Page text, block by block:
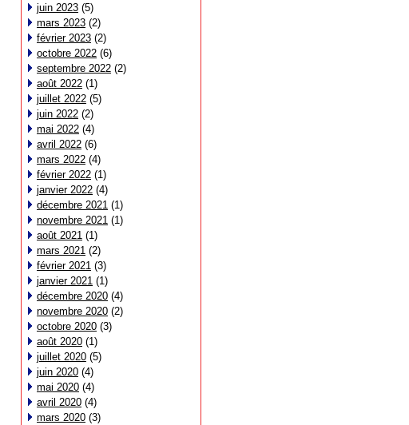
juin 2023 (5)
mars 2023 (2)
février 2023 (2)
octobre 2022 (6)
septembre 2022 (2)
août 2022 (1)
juillet 2022 (5)
juin 2022 (2)
mai 2022 (4)
avril 2022 (6)
mars 2022 (4)
février 2022 (1)
janvier 2022 (4)
décembre 2021 (1)
novembre 2021 (1)
août 2021 (1)
mars 2021 (2)
février 2021 (3)
janvier 2021 (1)
décembre 2020 (4)
novembre 2020 (2)
octobre 2020 (3)
août 2020 (1)
juillet 2020 (5)
juin 2020 (4)
mai 2020 (4)
avril 2020 (4)
mars 2020 (3)